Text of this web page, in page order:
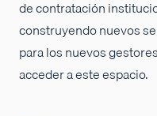
de contratación
construyendo nuevos
para los nuevos
acceder a este espacio.